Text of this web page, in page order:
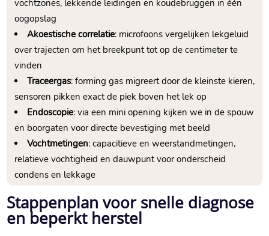
vochtzones, lekkende leidingen en koudebruggen in één
oogopslag
Akoestische correlatie: microfoons vergelijken lekgeluid
over trajecten om het breekpunt tot op de centimeter te
vinden
Traceergas: forming gas migreert door de kleinste kieren,
sensoren pikken exact de piek boven het lek op
Endoscopie: via een mini opening kijken we in de spouw
en boorgaten voor directe bevestiging met beeld
Vochtmetingen: capacitieve en weerstandmetingen,
relatieve vochtigheid en dauwpunt voor onderscheid
condens en lekkage
Stappenplan voor snelle diagnose
en beperkt herstel